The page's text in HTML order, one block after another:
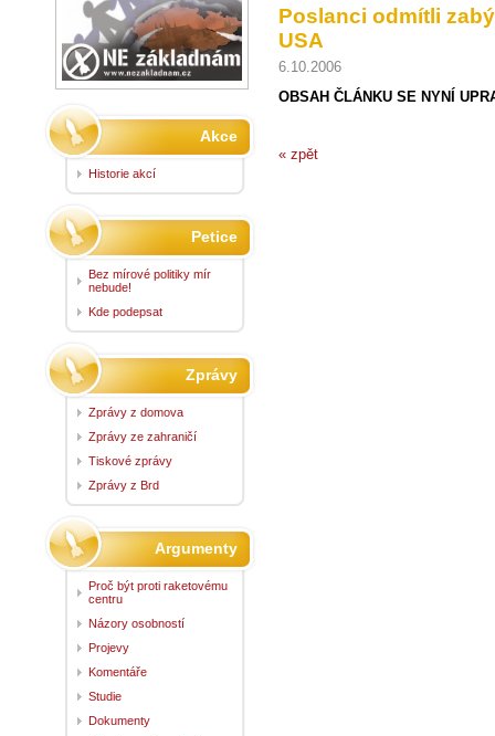
Poslanci odmítli
USA
6.10.2006
OBSAH ČLÁNKU SE NYNÍ
« zpět
Akce
Historie akcí
Petice
Bez mírové politiky mír
nebude!
Kde podepsat
Zprávy
Zprávy z domova
Zprávy ze zahraničí
Tiskové zprávy
Zprávy z Brd
Argumenty
Proč být proti raketovému
centru
Názory osobností
Projevy
Komentáře
Studie
Dokumenty